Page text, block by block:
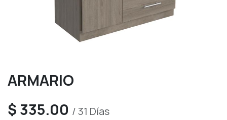
ARMARIO
$ 335.00 /31 Días